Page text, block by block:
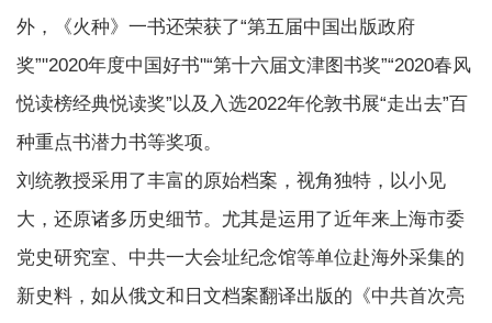
外，《火种》一书还荣获了“第五届中国出版政府
奖”"2020年度中国好书"“第十六届文津图书奖”“2020春风
悦读榜经典悦读奖”以及入选2022年伦敦书展“走出去”百
种重点书潜力书等奖项。
刘统教授采用了丰富的原始档案，视角独特，以小见
大，还原诸多历史细节。尤其是运用了近年来上海市委
党史研究室、中共一大会址纪念馆等单位赴海外采集的
新史料，如从俄文和日文档案翻译出版的《中共首次亮